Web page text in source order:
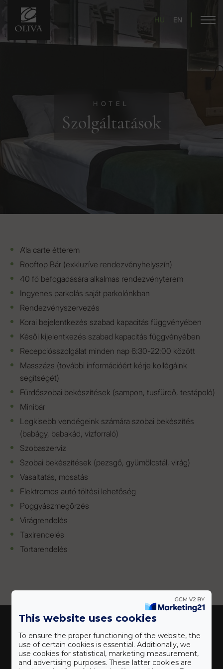
HU EN
HOTEL
Szolgáltatások
A’la carte étterem
Rooftop Bár (exkluzíve rendezvényhelyszín)
40 fő befogadására alkalmas rendezvényterem
Ingyenes parkolás saját parkolónkban
Rendezvényszervezés
Korai bejelentkezés szabad kapacitás függvényében
Késői kijelentkezés szabad kapacitás függvényében
Recepciósszolgálat minden nap 6:30-22:00 között
Masszázs (további információért kérje kollégáink
segítségét)
Fürdőszobai bekészítések (sampon, tusfürdő, testápoló)
Minibár
Legkisebb vendégeink számára szobai bekészítés
(babágy, babakád, vízforraló)
Szobaszerviz
Szobai bekészítések (pezsgő, gyümölcstál, virág)
Vasaltatás, mosatás
Elektromos autó töltési lehetőség
Poggyászmegőrzés
Virágrendelés
Taxirendelés
Tortarendelés
This website uses cookies
To ensure the proper functioning of the website, the
use of certain cookies is essential. Additionally, we
use cookies for statistical, marketing measurement,
and advertising purposes. These latter cookies are